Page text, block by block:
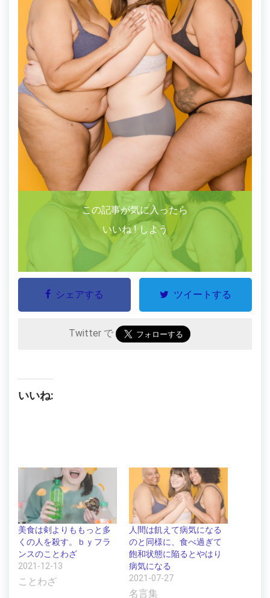
この記事が気に入ったら
いいね ! しよう
シェアする ツイートする
Twitter で
いいね:
美食は剣よりももっと多
くの人を殺す。ｂｙフラ
ンスのことわざ
2021-12-13
ことわざ
人間は飢えて病気になる
のと同様に、食べ過ぎて
飽和状態に陥るとやはり
病気になる
2021-07-27
名言集